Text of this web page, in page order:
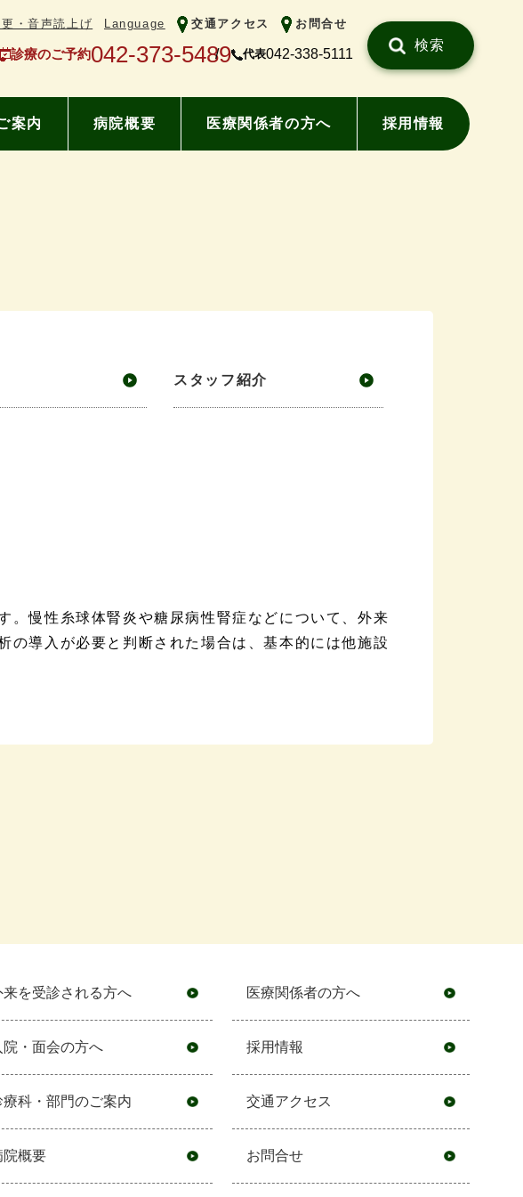
・音声読上げ Language 交通アクセス お問合せ
診療のご予約042-373-5489 代表042-338-5111
検索
案内 病院概要 医療関係者の方へ 採用情報
スタッフ紹介
。慢性糸球体腎炎や糖尿病性腎症などについて、外来
の導入が必要と判断された場合は、基本的には他施設
来を受診される方へ
院・面会の方へ
療科・部門のご案内
院概要
医療関係者の方へ
採用情報
交通アクセス
お問合せ